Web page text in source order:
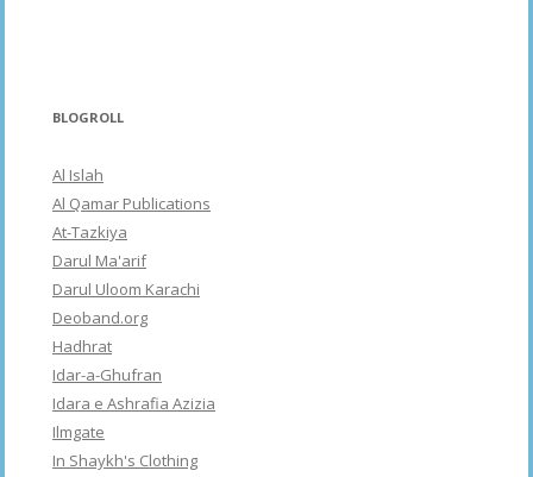
BLOGROLL
Al Islah
Al Qamar Publications
At-Tazkiya
Darul Ma'arif
Darul Uloom Karachi
Deoband.org
Hadhrat
Idar-a-Ghufran
Idara e Ashrafia Azizia
Ilmgate
In Shaykh's Clothing